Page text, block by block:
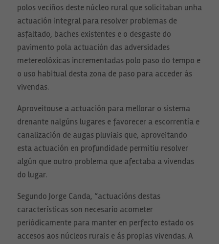
polos veciños deste núcleo rural que solicitaban unha
actuación integral para resolver problemas de
asfaltado, baches existentes e o desgaste do
pavimento pola actuación das adversidades
metereolóxicas incrementadas polo paso do tempo e
o uso habitual desta zona de paso para acceder ás
vivendas.
Aproveitouse a actuación para mellorar o sistema
drenante nalgúns lugares e favorecer a escorrentía e
canalización de augas pluviais que, aproveitando
esta actuación en profundidade permitiu resolver
algún que outro problema que afectaba a vivendas
do lugar.
Segundo Jorge Canda, “actuacións destas
características son necesario acometer
periódicamente para manter en perfecto estado os
accesos aos núcleos rurais e ás propias vivendas. A
Necesarias
cookies no